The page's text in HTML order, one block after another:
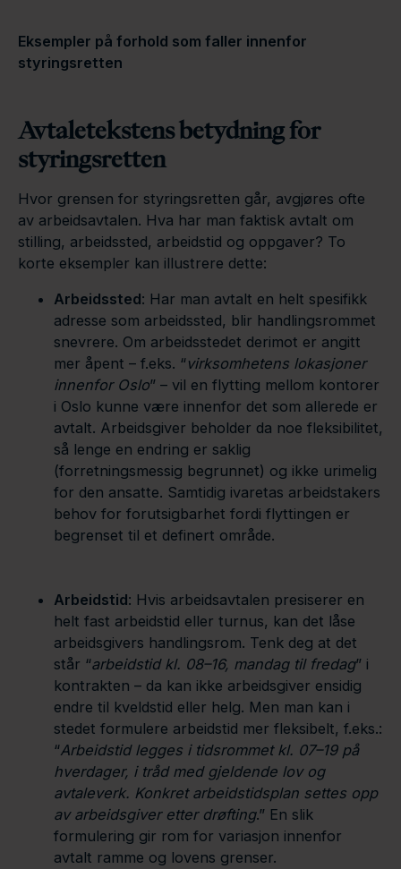
Eksempler på forhold som faller innenfor
styringsretten
Avtaletekstens betydning for
styringsretten
Hvor grensen for styringsretten går, avgjøres ofte
av arbeidsavtalen. Hva har man faktisk avtalt om
stilling, arbeidssted, arbeidstid og oppgaver? To
korte eksempler kan illustrere dette:
Arbeidssted: Har man avtalt en helt spesifikk
adresse som arbeidssted, blir handlingsrommet
snevrere. Om arbeidsstedet derimot er angitt
mer åpent – f.eks. “virksomhetens lokasjoner
innenfor Oslo” – vil en flytting mellom kontorer
i Oslo kunne være innenfor det som allerede er
avtalt. Arbeidsgiver beholder da noe fleksibilitet,
så lenge en endring er saklig
(forretningsmessig begrunnet) og ikke urimelig
for den ansatte. Samtidig ivaretas arbeidstakers
behov for forutsigbarhet fordi flyttingen er
begrenset til et definert område.
Arbeidstid: Hvis arbeidsavtalen presiserer en
helt fast arbeidstid eller turnus, kan det låse
arbeidsgivers handlingsrom. Tenk deg at det
står “arbeidstid kl. 08–16, mandag til fredag” i
kontrakten – da kan ikke arbeidsgiver ensidig
endre til kveldstid eller helg. Men man kan i
stedet formulere arbeidstid mer fleksibelt, f.eks.:
“Arbeidstid legges i tidsrommet kl. 07–19 på
hverdager, i tråd med gjeldende lov og
avtaleverk. Konkret arbeidstidsplan settes opp
av arbeidsgiver etter drøfting.” En slik
formulering gir rom for variasjon innenfor
avtalt ramme og lovens grenser.